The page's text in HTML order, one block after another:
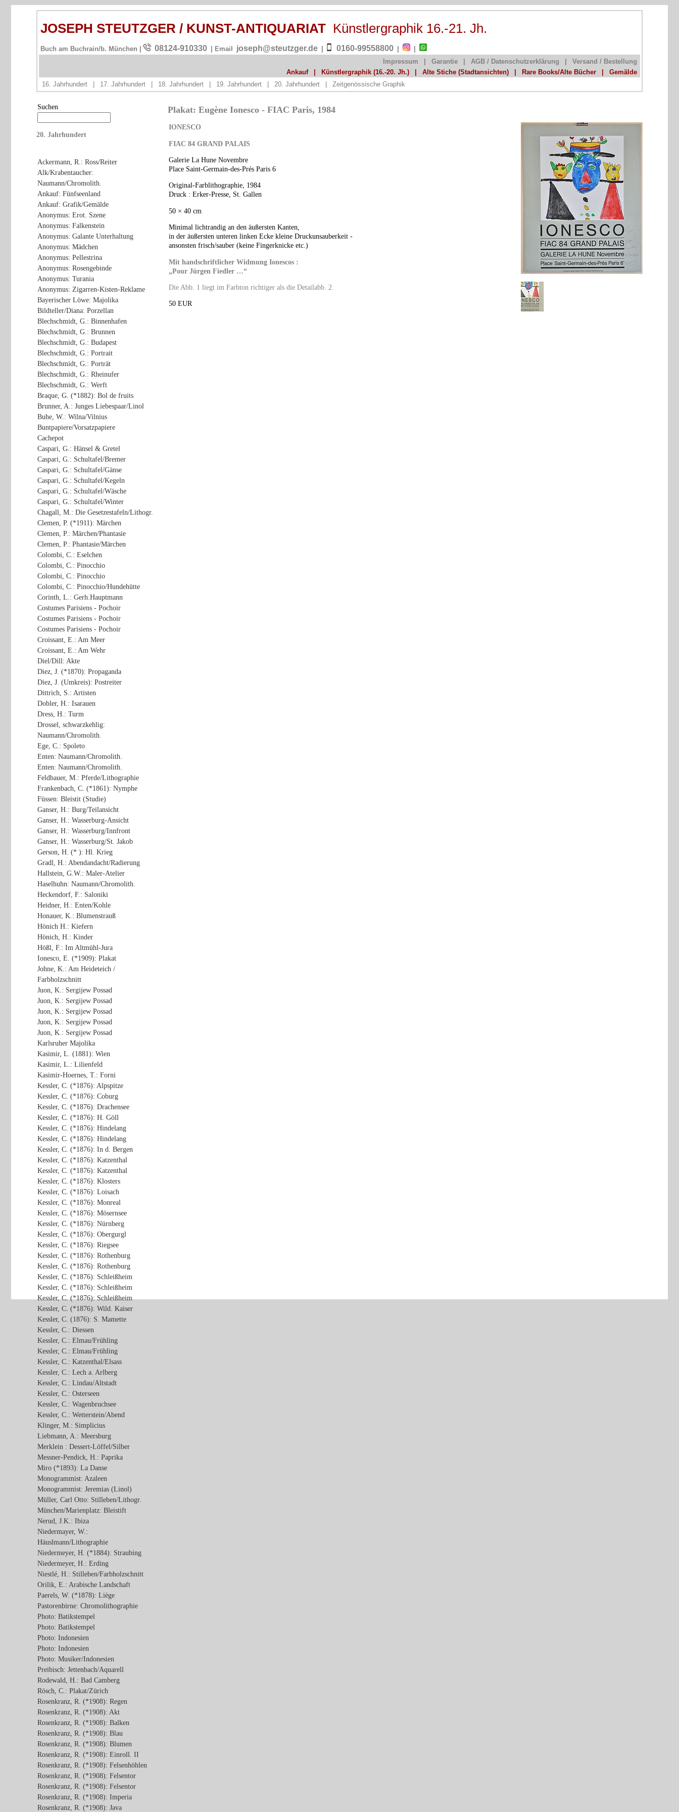
JOSEPH STEUTZGER / KUNST-ANTIQUARIAT Künstlergraphik 16.-21. Jh.
Buch am Buchrain/b. München | 08124-910330 | Email joseph@steutzger.de 0160-99558800
Impressum
Garantie AGB / Datenschutzerklärung
Versand / Bestellung
Ankauf
Künstlergraphik (16.-20. Jh.) Alte Stiche (Stadtansichten) Rare Books/Alte Bücher
Gemälde
16. Jahrhundert
17. Jahrhundert 18. Jahrhundert 19. Jahrhundert 20. Jahrhundert Zeitgenössische Graphik
Suchen
20. Jahrhundert
Ackermann, R.: Ross/Reiter
Alk/Krabentaucher:
Naumann/Chromolith.
Ankauf: Fünfseenland
Ankauf: Grafik/Gemälde
Anonymus: Erot. Szene
Anonymus: Falkenstein
Anonymus: Galante Unterhaltung
Anonymus: Mädchen
Anonymus: Pellestrina
Anonymus: Rosengebinde
Anonymus: Turania
Anonymus: Zigarren-Kisten-Reklame
Bayerischer Löwe: Majolika
Bildteller/Diana: Porzellan
Blechschmidt, G.: Binnenhafen
Blechschmidt, G.: Brunnen
Blechschmidt, G.: Budapest
Blechschmidt, G.: Portrait
Blechschmidt, G.: Porträt
Blechschmidt, G.: Rheinufer
Blechschmidt, G.: Werft
Braque, G. (*1882): Bol de fruits
Brunner, A.: Junges Liebespaar/Linol
Buhe, W.: Wilna/Vilnius
Buntpapiere/Vorsatzpapiere
Cachepot
Caspari, G.: Hänsel & Gretel
Caspari, G.: Schultafel/Bremer
Caspari, G.: Schultafel/Gänse
Caspari, G.: Schultafel/Kegeln
Caspari, G.: Schultafel/Wäsche
Caspari, G.: Schultafel/Winter
Chagall, M.: Die Gesetzestafeln/Lithogr.
Clemen, P. (*1911): Märchen
Clemen, P.: Märchen/Phantasie
Clemen, P.: Phantasie/Märchen
Colombi, C.: Eselchen
Colombi, C.: Pinocchio
Colombi, C.: Pinocchio
Colombi, C.: Pinocchio/Hundehütte
Corinth, L.: Gerh.Hauptmann
Costumes Parisiens - Pochoir
Costumes Parisiens - Pochoir
Costumes Parisiens - Pochoir
Croissant, E.: Am Meer
Croissant, E.: Am Wehr
Diel/Dill: Akte
Diez, J. (*1870): Propaganda
Diez, J. (Umkreis): Postreiter
Dittrich, S.: Artisten
Dobler, H.: Isarauen
Dress, H.: Turm
Drossel, schwarzkehlig:
Naumann/Chromolith.
Ege, C.: Spoleto
Enten: Naumann/Chromolith.
Enten: Naumann/Chromolith.
Feldbauer, M.: Pferde/Lithographie
Frankenbach, C. (*1861): Nymphe
Füssen: Bleistit (Studie)
Ganser, H.: Burg/Teilansicht
Ganser, H.: Wasserburg-Ansicht
Ganser, H.: Wasserburg/Innfront
Ganser, H.: Wasserburg/St. Jakob
Gerson, H. (* ): Hl. Krieg
Gradl, H.: Abendandacht/Radierung
Hallstein, G.W.: Maler-Atelier
Haselhuhn: Naumann/Chromolith.
Heckendorf, F.: Saloniki
Heidner, H.: Enten/Kohle
Honauer, K.: Blumenstrauß
Hönich H.: Kiefern
Hönich, H.: Kinder
Hößl, F.: Im Altmühl-Jura
Ionesco, E. (*1909): Plakat
Johne, K.: Am Heideteich /
Farbholzschnitt
Juon, K.: Sergijew Possad
Juon, K.: Sergijew Possad
Juon, K.: Sergijew Possad
Juon, K.: Sergijew Possad
Juon, K.: Sergijew Possad
Karlsruher Majolika
Kasimir, L. (1881): Wien
Kasimir, L.: Lilienfeld
Kasimir-Hoernes, T.: Forni
Kessler, C. (*1876): Alpspitze
Kessler, C. (*1876): Coburg
Kessler, C. (*1876): Drachensee
Kessler, C. (*1876): H. Göll
Kessler, C. (*1876): Hindelang
Kessler, C. (*1876): Hindelang
Kessler, C. (*1876): In d. Bergen
Kessler, C. (*1876): Katzenthal
Kessler, C. (*1876): Katzenthal
Kessler, C. (*1876): Klosters
Kessler, C. (*1876): Loisach
Kessler, C. (*1876): Monreal
Kessler, C. (*1876): Mösernsee
Kessler, C. (*1876): Nürnberg
Kessler, C. (*1876): Obergurgl
Kessler, C. (*1876): Riegsee
Kessler, C. (*1876): Rothenburg
Kessler, C. (*1876): Rothenburg
Kessler, C. (*1876): Schleißheim
Kessler, C. (*1876): Schleißheim
Kessler, C. (*1876): Schleißheim
Kessler, C. (*1876): Wild. Kaiser
Kessler, C. (1876): S. Mamette
Kessler, C.: Diessen
Kessler, C.: Elmau/Frühling
Kessler, C.: Elmau/Frühling
Kessler, C.: Katzenthal/Elsass
Kessler, C.: Lech a. Arlberg
Kessler, C.: Lindau/Altstadt
Kessler, C.: Osterseen
Kessler, C.: Wagenbruchsee
Kessler, C.: Wetterstein/Abend
Klinger, M.: Simplicius
Liebmann, A.: Meersburg
Merklein : Dessert-Löffel/Silber
Messner-Pendick, H.: Paprika
Miro (*1893): La Danse
Monogrammist: Azaleen
Monogrammist: Jeremias (Linol)
Müller, Carl Otto: Stilleben/Lithogr.
München/Marienplatz: Bleistift
Nerud, J.K.: Ibiza
Niedermayer, W.:
Häuslmann/Lithographie
Niedermeyer, H. (*1884): Straubing
Niedermeyer, H.: Erding
Niestlé, H.: Stilleben/Farbholzschnitt
Orilik, E.: Arabische Landschaft
Paerels, W. (*1878): Liège
Pastorenbirne: Chromolithographie
Photo: Batikstempel
Photo: Batikstempel
Photo: Indonesien
Photo: Indonesien
Photo: Musiker/Indonesien
Preibisch: Jettenbach/Aquarell
Rodewald, H.: Bad Camberg
Rösch, C.: Plakat/Zürich
Rosenkranz, R. (*1908): Regen
Rosenkranz, R. (*1908): Akt
Rosenkranz, R. (*1908): Balken
Rosenkranz, R. (*1908): Blau
Rosenkranz, R. (*1908): Blumen
Rosenkranz, R. (*1908): Einroll. II
Rosenkranz, R. (*1908): Felsenhöhlen
Rosenkranz, R. (*1908): Felsentor
Rosenkranz, R. (*1908): Felsentor
Rosenkranz, R. (*1908): Imperia
Rosenkranz, R. (*1908): Java
Plakat: Eugène Ionesco - FIAC Paris, 1984
IONESCO
FIAC 84 GRAND PALAIS
Galerie La Hune Novembre
Place Saint-Germain-des-Prés Paris 6
Original-Farblithographie, 1984
Druck : Erker-Presse, St. Gallen
50 × 40 cm
Minimal lichtrandig an den äußersten Kanten,
in der äußersten unteren linken Ecke kleine Druckunsauberkeit -
ansonsten frisch/sauber (keine Fingerknicke etc.)
Mit handschriftlicher Widmung Ionescos :
„Pour Jürgen Fiedler …“
Die Abb. 1 liegt im Farbton richtiger als die Detailabb. 2.
50 EUR